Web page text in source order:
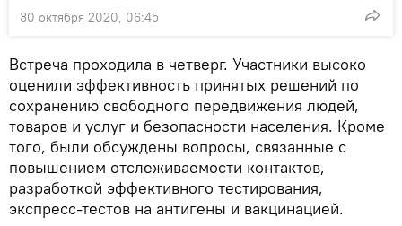
30 октября 2020, 06:45
Встреча проходила в четверг. Участники высоко
оценили эффективность принятых решений по
сохранению свободного передвижения людей,
товаров и услуг и безопасности населения. Кроме
того, были обсуждены вопросы, связанные с
повышением отслеживаемости контактов,
разработкой эффективного тестирования,
экспресс-тестов на антигены и вакцинацией.